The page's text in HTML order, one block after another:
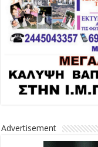
Advertisement